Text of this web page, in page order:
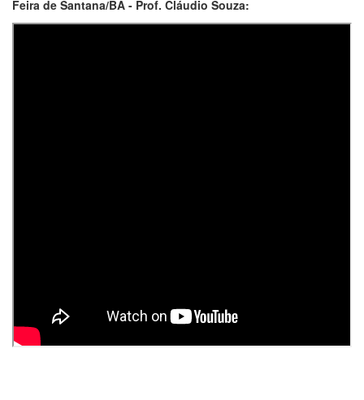
Feira de Santana/BA - Prof. Cláudio Souza: